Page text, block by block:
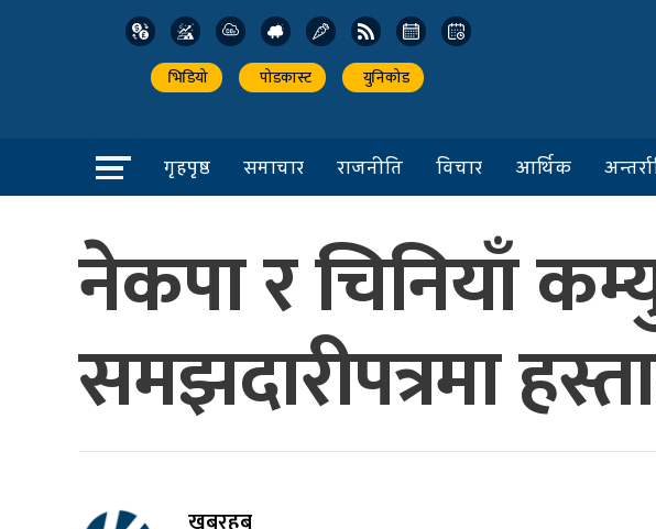
भिडियो पोडकास्ट युनिकोड
गृहपृष्ठ समाचार राजनीति विचार आर्थिक
नेकपा र चिनियाँ
समझदारीपत्रमा